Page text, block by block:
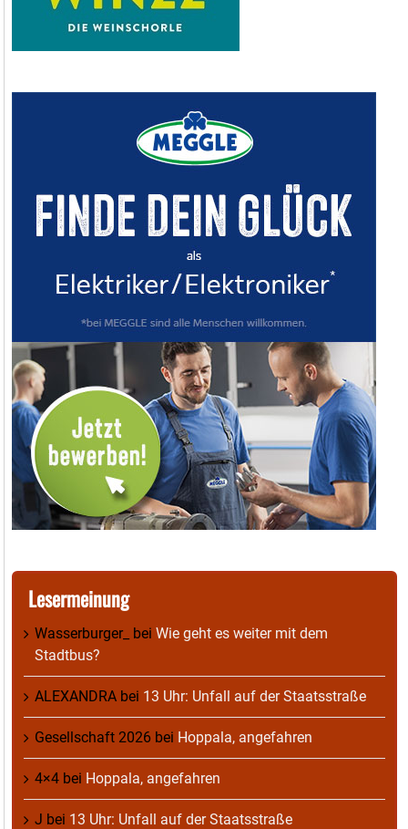
Lesermeinung
Wasserburger_ bei Wie geht es weiter mit dem
Stadtbus?
ALEXANDRA bei 13 Uhr: Unfall auf der Staatsstraße
Gesellschaft 2026 bei Hoppala, angefahren
4×4 bei Hoppala, angefahren
J bei 13 Uhr: Unfall auf der Staatsstraße